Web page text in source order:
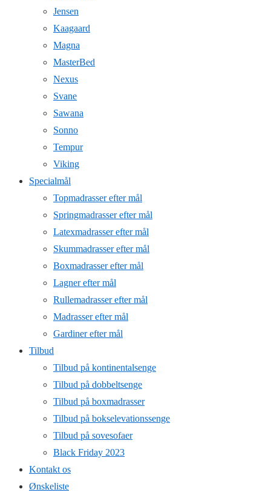
Jensen
Kaagaard
Magna
MasterBed
Nexus
Svane
Sawana
Sonno
Tempur
Viking
Specialmål
Topmadrasser efter mål
Springmadrasser efter mål
Latexmadrasser efter mål
Skummadrasser efter mål
Boxmadrasser efter mål
Lagner efter mål
Rullemadrasser efter mål
Madrasser efter mål
Gardiner efter mål
Tilbud
Tilbud på kontinentalsenge
Tilbud på dobbeltsenge
Tilbud på boxmadrasser
Tilbud på bokselevationssenge
Tilbud på sovesofaer
Black Friday 2023
Kontakt os
Ønskeliste